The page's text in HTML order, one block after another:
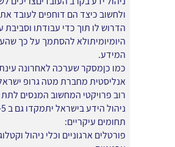
ולחשוב כיצד הם דוחפים לעובד
הדרוש לו תוך כדי עבודתו וסביבת
היומיומיתולא להסתמך על כך
המידע.
כמו כןמסקר שערכה לאחרונה
אנליסטית מחברת מטה גרופ
רוב פרויקטי המחשוב המנסים
תחומים עיקריים:
פורטלים ארגוניים וכלי ניהול